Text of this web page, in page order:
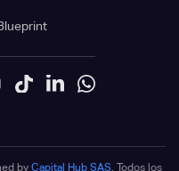
by Capital Hub SAS . Todos los